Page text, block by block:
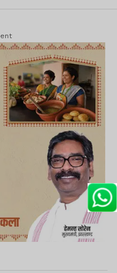
Media के Lagatar
में क्राइम रिपोर्टर के